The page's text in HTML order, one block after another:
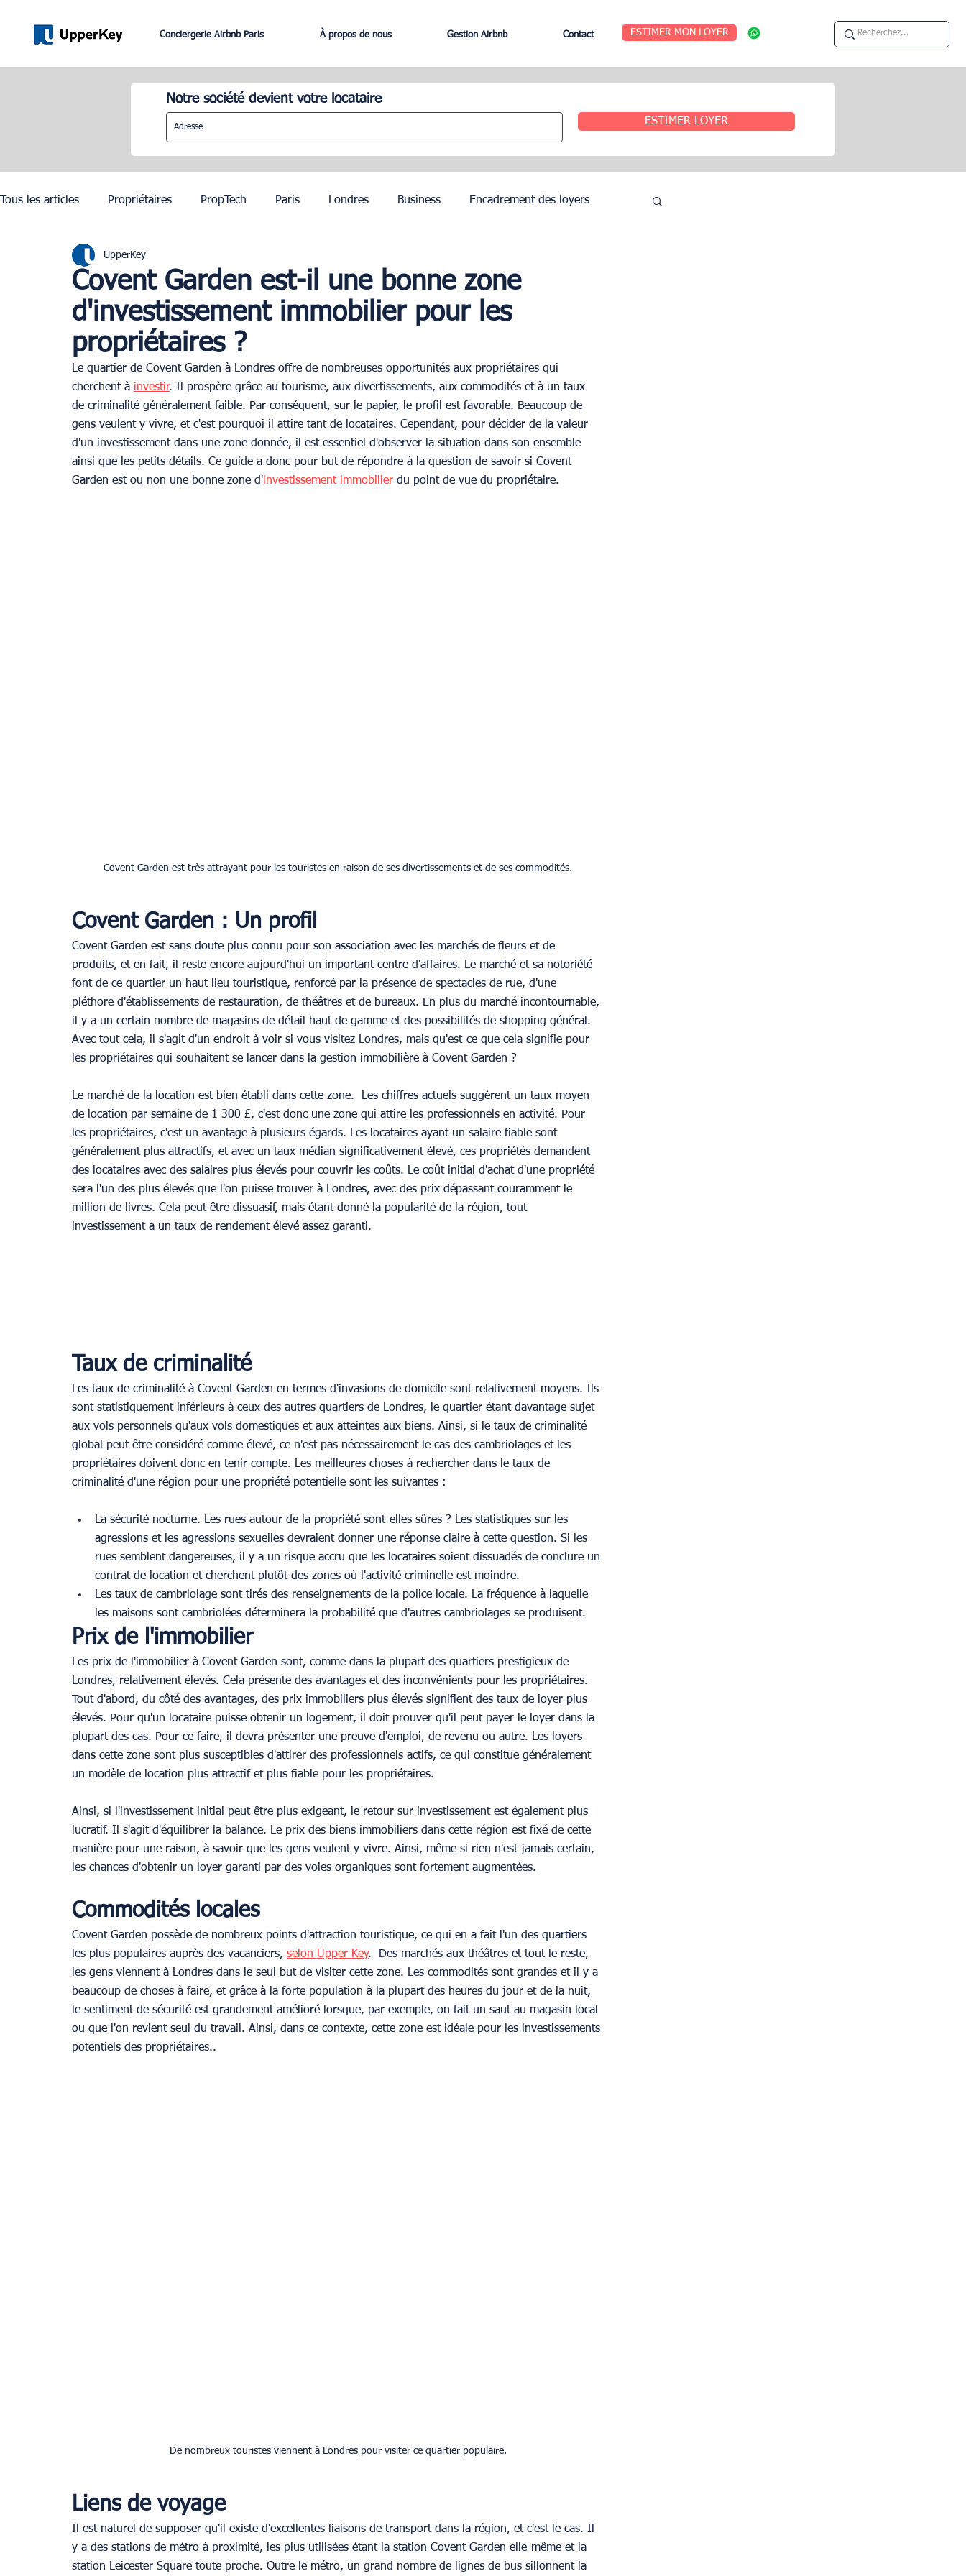
Conciergerie Airbnb Paris À propos de nous Gestion Airbnb Contact ESTIMER MON LOYER
Notre société devient votre locataire
ESTIMER LOYER
Tous les articles Propriétaires PropTech Paris Londres Business Encadrement des loyers
Dubai
JO Paris 2024 Investissement Immobilier Geneva Saint-Tropez Côte d’Azur
Provence
Covent Garden est-il une bonne zone
d'investissement immobilier pour les
propriétaires ?
UpperKey
Le quartier de Covent Garden à Londres offre de nombreuses opportunités aux propriétaires qui
cherchent à investir. Il prospère grâce au tourisme, aux divertissements, aux commodités et à un taux
de criminalité généralement faible. Par conséquent, sur le papier, le profil est favorable. Beaucoup de
gens veulent y vivre, et c'est pourquoi il attire tant de locataires. Cependant, pour décider de la valeur
d'un investissement dans une zone donnée, il est essentiel d'observer la situation dans son ensemble
ainsi que les petits détails. Ce guide a donc pour but de répondre à la question de savoir si Covent
Garden est ou non une bonne zone d'investissement immobilier du point de vue du propriétaire.
Covent Garden est très attrayant pour les touristes en raison de ses divertissements et de ses commodités.
Covent Garden : Un profil
Covent Garden est sans doute plus connu pour son association avec les marchés de fleurs et de
produits, et en fait, il reste encore aujourd'hui un important centre d'affaires. Le marché et sa notoriété
font de ce quartier un haut lieu touristique, renforcé par la présence de spectacles de rue, d'une
pléthore d'établissements de restauration, de théâtres et de bureaux. En plus du marché incontournable,
il y a un certain nombre de magasins de détail haut de gamme et des possibilités de shopping général.
Avec tout cela, il s'agit d'un endroit à voir si vous visitez Londres, mais qu'est-ce que cela signifie pour
les propriétaires qui souhaitent se lancer dans la gestion immobilière à Covent Garden ?
Le marché de la location est bien établi dans cette zone.  Les chiffres actuels suggèrent un taux moyen
de location par semaine de 1 300 £, c'est donc une zone qui attire les professionnels en activité. Pour
les propriétaires, c'est un avantage à plusieurs égards. Les locataires ayant un salaire fiable sont
généralement plus attractifs, et avec un taux médian significativement élevé, ces propriétés demandent
des locataires avec des salaires plus élevés pour couvrir les coûts. Le coût initial d'achat d'une propriété
sera l'un des plus élevés que l'on puisse trouver à Londres, avec des prix dépassant couramment le
million de livres. Cela peut être dissuasif, mais étant donné la popularité de la région, tout
investissement a un taux de rendement élevé assez garanti.
Taux de criminalité
Les taux de criminalité à Covent Garden en termes d'invasions de domicile sont relativement moyens. Ils
sont statistiquement inférieurs à ceux des autres quartiers de Londres, le quartier étant davantage sujet
aux vols personnels qu'aux vols domestiques et aux atteintes aux biens. Ainsi, si le taux de criminalité
global peut être considéré comme élevé, ce n'est pas nécessairement le cas des cambriolages et les
propriétaires doivent donc en tenir compte. Les meilleures choses à rechercher dans le taux de
criminalité d'une région pour une propriété potentielle sont les suivantes :
La sécurité nocturne. Les rues autour de la propriété sont-elles sûres ? Les statistiques sur les
agressions et les agressions sexuelles devraient donner une réponse claire à cette question. Si les
rues semblent dangereuses, il y a un risque accru que les locataires soient dissuadés de conclure un
contrat de location et cherchent plutôt des zones où l'activité criminelle est moindre.
Les taux de cambriolage sont tirés des renseignements de la police locale. La fréquence à laquelle
les maisons sont cambriolées déterminera la probabilité que d'autres cambriolages se produisent.
Prix de l'immobilier
Les prix de l'immobilier à Covent Garden sont, comme dans la plupart des quartiers prestigieux de
Londres, relativement élevés. Cela présente des avantages et des inconvénients pour les propriétaires.
Tout d'abord, du côté des avantages, des prix immobiliers plus élevés signifient des taux de loyer plus
élevés. Pour qu'un locataire puisse obtenir un logement, il doit prouver qu'il peut payer le loyer dans la
plupart des cas. Pour ce faire, il devra présenter une preuve d'emploi, de revenu ou autre. Les loyers
dans cette zone sont plus susceptibles d'attirer des professionnels actifs, ce qui constitue généralement
un modèle de location plus attractif et plus fiable pour les propriétaires.
Ainsi, si l'investissement initial peut être plus exigeant, le retour sur investissement est également plus
lucratif. Il s'agit d'équilibrer la balance. Le prix des biens immobiliers dans cette région est fixé de cette
manière pour une raison, à savoir que les gens veulent y vivre. Ainsi, même si rien n'est jamais certain,
les chances d'obtenir un loyer garanti par des voies organiques sont fortement augmentées.
Commodités locales
Covent Garden possède de nombreux points d'attraction touristique, ce qui en a fait l'un des quartiers
les plus populaires auprès des vacanciers, selon Upper Key.  Des marchés aux théâtres et tout le reste,
les gens viennent à Londres dans le seul but de visiter cette zone. Les commodités sont grandes et il y a
beaucoup de choses à faire, et grâce à la forte population à la plupart des heures du jour et de la nuit,
le sentiment de sécurité est grandement amélioré lorsque, par exemple, on fait un saut au magasin local
ou que l'on revient seul du travail. Ainsi, dans ce contexte, cette zone est idéale pour les investissements
potentiels des propriétaires..
De nombreux touristes viennent à Londres pour visiter ce quartier populaire.
Liens de voyage
Il est naturel de supposer qu'il existe d'excellentes liaisons de transport dans la région, et c'est le cas. Il
y a des stations de métro à proximité, les plus utilisées étant la station Covent Garden elle-même et la
station Leicester Square toute proche. Outre le métro, un grand nombre de lignes de bus sillonnent la